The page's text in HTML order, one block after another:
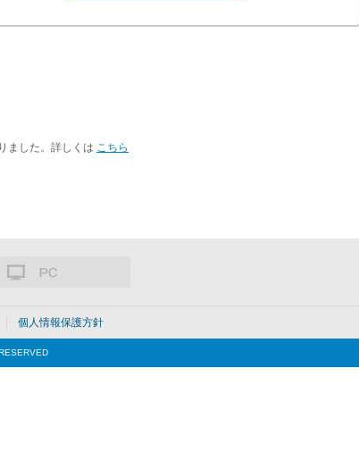
ました。詳しくは こちら
個人情報保護方針